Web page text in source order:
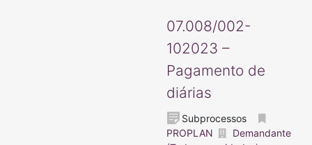
07.008/002-
102023 –
Pagamento de
diárias
Subprocessos
PROPLAN
Demandante